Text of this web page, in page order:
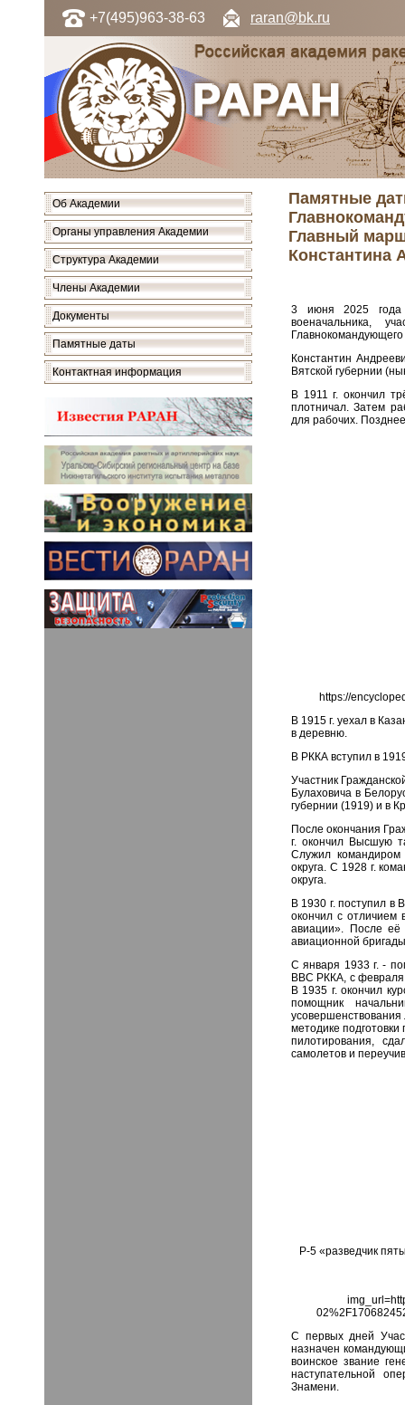
+7(495)963-38-63 raran@bk.ru
Об Академии
Органы управления Академии
Структура Академии
Члены Академии
Документы
Памятные даты
Контактная информация
Памятные
Главный
Константина
3 июня 2025 года
военачальника,
Константин
Вятской губернии
В 1911 г. окончил
плотничал. Затем
для рабочих.
https://
В 1915 г. уехал в
в деревню.
В РККА вступил в
Участник
Булаховича в
губернии (1919) и в
После окончания
г. окончил Высшую
Служил командиром
округа. С 1928 г.
округа.
В 1930 г. поступил
окончил с отличием
авиации». После её
авиационной
С января 1933 г. -
ВВС РККА, с февраля
В 1935 г. окончил
помощник
усовершенствования
методике
пилотирования,
самолетов и
Р-5 «разведчик
С первых дней
назначен
воинское звание
наступательной
Знамени.